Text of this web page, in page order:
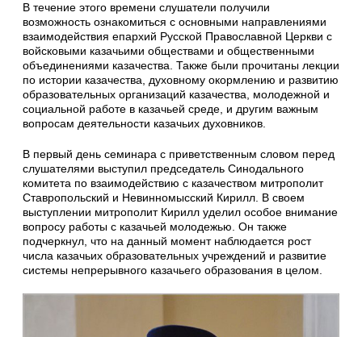
В течение этого времени слушатели получили
возможность ознакомиться с основными направлениями
взаимодействия епархий Русской Православной Церкви с
войсковыми казачьими обществами и общественными
объединениями казачества. Также были прочитаны лекции
по истории казачества, духовному окормлению и развитию
образовательных организаций казачества, молодежной и
социальной работе в казачьей среде, и другим важным
вопросам деятельности казачьих духовников.
В первый день семинара с приветственным словом перед
слушателями выступил председатель Синодального
комитета по взаимодействию с казачеством митрополит
Ставропольский и Невинномысский Кирилл. В своем
выступлении митрополит Кирилл уделил особое внимание
вопросу работы с казачьей молодежью. Он также
подчеркнул, что на данный момент наблюдается рост
числа казачьих образовательных учреждений и развитие
системы непрерывного казачьего образования в целом.